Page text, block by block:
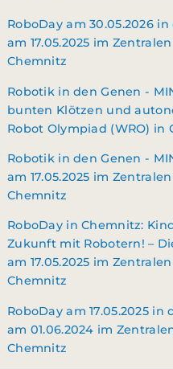
RoboDay am 30.05.2026
am 17.05.2025 im
Chemnitz
Robotik in den Genen -
bunten Klötzen und
Robot Olympiad (WRO) in
Robotik in den Genen -
am 17.05.2025 im
Chemnitz
RoboDay in Chemnitz:
Zukunft mit Robotern! –
am 17.05.2025 im
Chemnitz
RoboDay am 17.05.2025 in
am 01.06.2024 im
Chemnitz